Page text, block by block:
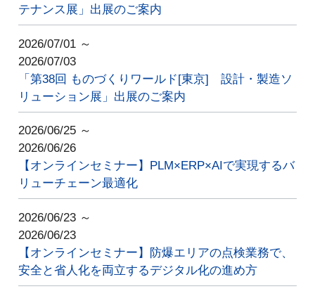
テナンス展」出展のご案内
2026/07/01 ～
2026/07/03
「第38回 ものづくりワールド[東京] 設計・製造ソ
リューション展」出展のご案内
2026/06/25 ～
2026/06/26
【オンラインセミナー】PLM×ERP×AIで実現するバ
リューチェーン最適化
2026/06/23 ～
2026/06/23
【オンラインセミナー】防爆エリアの点検業務で、
安全と省人化を両立するデジタル化の進め方